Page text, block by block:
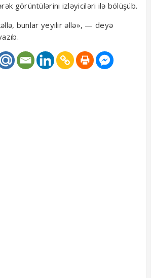
görüntülərini izləyiciləri ilə bölüşüb.
bunlar yeyilir əllə», — deyə